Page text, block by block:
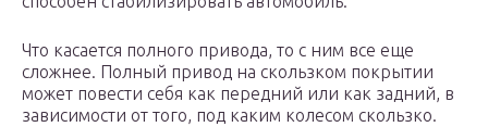
Что касается полного привода, то с ним все еще
сложнее. Полный привод на скользком покрытии
может повести себя как передний или как задний, в
зависимости от того, под каким колесом скользко.